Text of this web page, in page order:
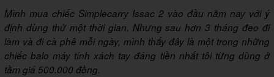
Mình mua chiếc Simplecarry Issac 2 vào đầu năm nay với ý
định dùng thử một thời gian. Nhưng sau hơn 3 tháng đeo đi
làm và đi cà phê mỗi ngày, mình thấy đây là một trong những
chiếc balo máy tính xách tay đáng tiền nhất tôi từng dùng ở
tầm giá 500.000 đồng.